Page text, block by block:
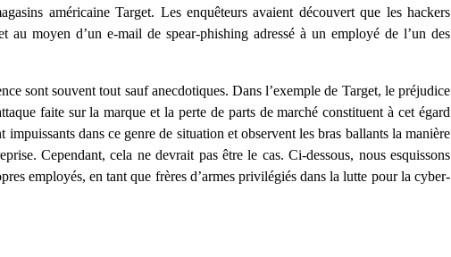
américaine Target. Les enquêteurs avaient découvert que les hackers
au moyen d’un e-mail de spear-phishing adressé à un employé de l’un des
sont souvent tout sauf anecdotiques. Dans l’exemple de Target, le préjudice
faite sur la marque et la perte de parts de marché constituent à cet égard
dans ce genre de situation et observent les bras ballants la manière
Cependant, cela ne devrait pas être le cas. Ci-dessous, nous esquissons
employés, en tant que frères d’armes privilégiés dans la lutte pour la cyber-